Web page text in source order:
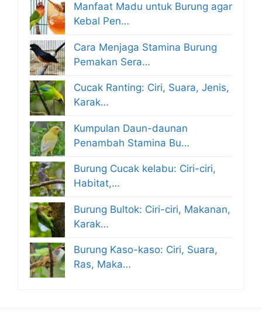
Manfaat Madu untuk Burung agar
Kebal Pen…
Cara Menjaga Stamina Burung
Pemakan Sera…
Cucak Ranting: Ciri, Suara, Jenis,
Karak…
Kumpulan Daun-daunan
Penambah Stamina Bu…
Burung Cucak kelabu: Ciri-ciri,
Habitat,…
Burung Bultok: Ciri-ciri, Makanan,
Karak…
Burung Kaso-kaso: Ciri, Suara,
Ras, Maka…